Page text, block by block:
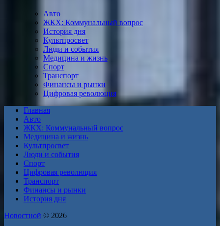
Авто
ЖКХ: Коммунальный вопрос
История дня
Культпросвет
Люди и события
Медицина и жизнь
Спорт
Транспорт
Финансы и рынки
Цифровая революция
Главная
Авто
ЖКХ: Коммунальный вопрос
Медицина и жизнь
Культпросвет
Люди и события
Спорт
Цифровая революция
Транспорт
Финансы и рынки
История дня
Новостной © 2026